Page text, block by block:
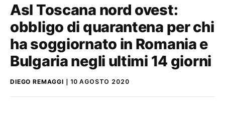
Asl Toscana nord ovest:
obbligo di quarantena per chi
ha soggiornato in Romania e
Bulgaria negli ultimi 14 giorni
DIEGO REMAGGI 10 AGOSTO 2020